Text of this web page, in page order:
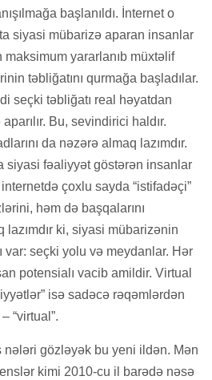
başlanıldı. İnternet o
siyasi mübarizə aparan insanlar
maksimum yararlanıb müxtəlif
təbliğatını qurmağa başladılar.
seçki təbliğatı real həyatdan
Bu, sevindirici haldır.
da nəzərə almaq lazımdır.
siyasi fəaliyyət göstərən insanlar
çoxlu sayda “istifadəçi”
həm də başqalarını
lazımdır ki, siyasi mübarizənin
var: seçki yolu və meydanlar. Hər
potensialı vacib amildir. Virtual
isə sadəcə rəqəmlərdən
“virtual”.
nələri gözləyək bu yeni ildən. Mən
kimi 2010-cu il barədə nəsə